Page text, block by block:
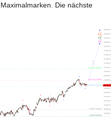
Die nächste